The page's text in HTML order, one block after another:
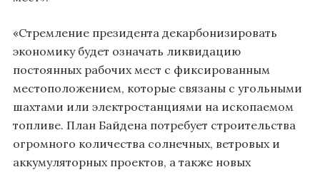
«Стремление президента декарбонизировать
экономику будет означать ликвидацию
постоянных рабочих мест с фиксированным
местоположением, которые связаны с угольными
шахтами или электростанциями на ископаемом
топливе. План Байдена потребует строительства
огромного количества солнечных, ветровых и
аккумуляторных проектов, а также новых